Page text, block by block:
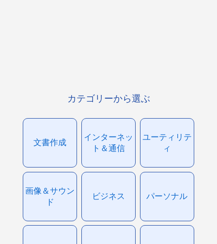
カテゴリーから選ぶ
文書作成
インターネッ
ト＆通信
ユーティリテ
ィ
画像＆サウン
ド
ビジネス パーソナル